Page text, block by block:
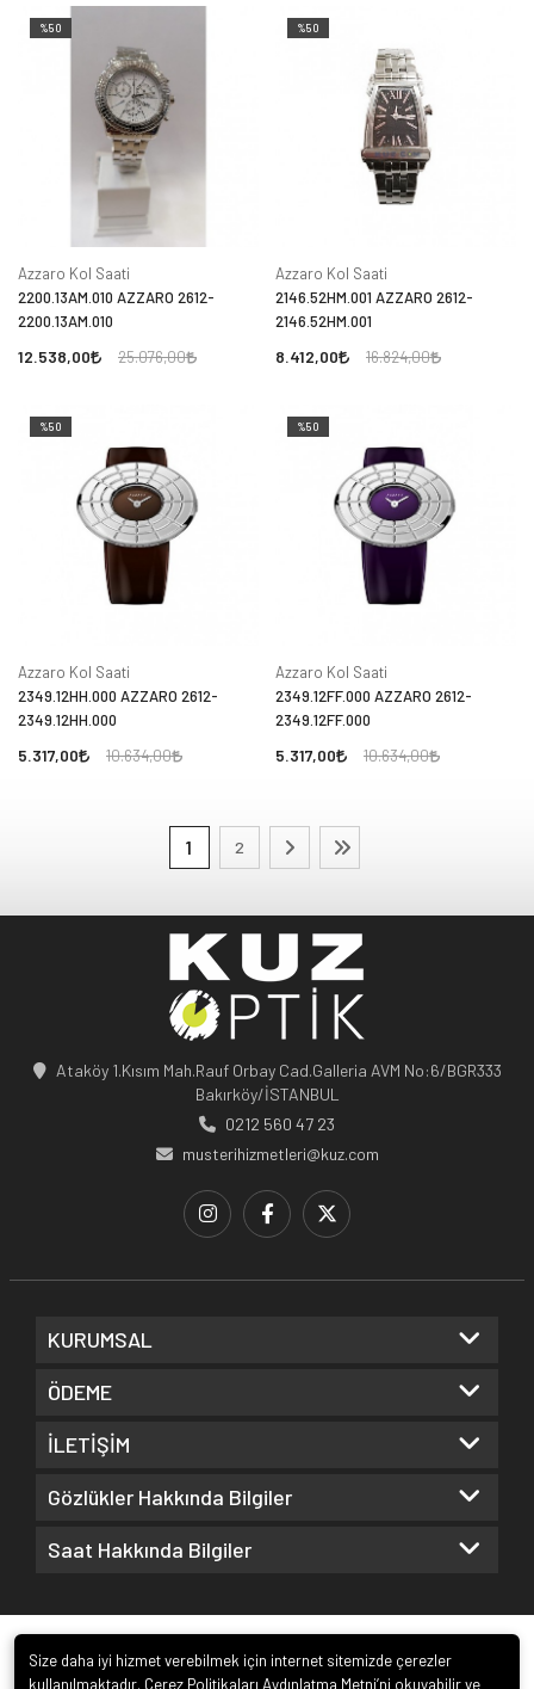
%50
Azzaro Kol Saati
2200.13AM.010 AZZARO 2612-
2200.13AM.010
12.538,00 25.076,00
%50
Azzaro Kol Saati
2146.52HM.001 AZZARO 2612-
2146.52HM.001
8.412,00 16.824,00
%50
Azzaro Kol Saati
2349.12HH.000 AZZARO 2612-
2349.12HH.000
5.317,00 10.634,00
%50
Azzaro Kol Saati
2349.12FF.000 AZZARO 2612-
2349.12FF.000
5.317,00 10.634,00
1 2
Ataköy 1.Kısım Mah.Rauf Orbay Cad.Galleria AVM No:6/BGR333
Bakırköy/İSTANBUL
0212 560 47 23
musterihizmetleri@kuz.com
KURUMSAL
ÖDEME
İLETİŞİM
Gözlükler Hakkında Bilgiler
Saat Hakkında Bilgiler
Size daha iyi hizmet verebilmek için internet sitemizde çerezler
kullanılmaktadır. Çerez Politikaları Aydınlatma Metni’ni okuyabilir ve